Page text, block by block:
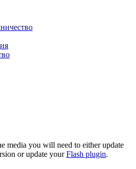
media you will need to either update
or update yourFlash plugin.